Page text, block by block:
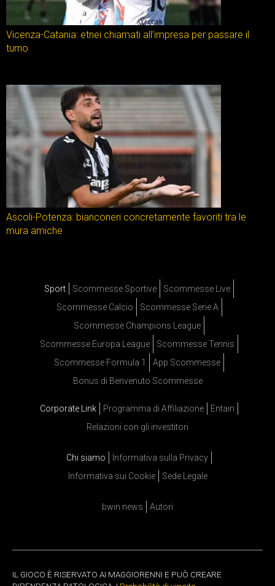
Vicenza-Catania: etnei chiamati all’impresa per passare il
turno
Ascoli-Potenza: bianconeri concretamente favoriti tra le
mura amiche
Sport Scommesse Sportive
Scommesse Live
Scommesse Calcio
Scommesse Serie A
Scommesse Champions League
Scommesse Europa League
Scommesse Tennis
Scommesse Formula 1
App Scommesse
Bonus di Benvenuto Scommesse
Corporate Link Programma di Affiliazione
Entain
Relazioni con gli investitori
Chi siamo
Informativa sulla Privacy
Informativa sui Cookie
Sede Legale
bwin news Autori
IL GIOCO È RISERVATO AI MAGGIORENNI E PUÒ CREARE